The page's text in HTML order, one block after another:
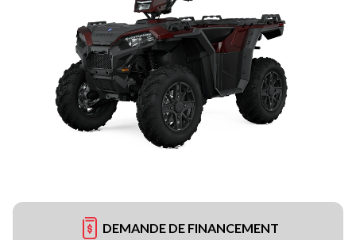
DEMANDE DE FINANCEMENT